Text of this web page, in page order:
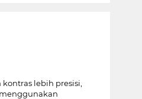
lebih presisi,